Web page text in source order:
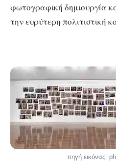
φωτογραφική δημιουργία
την ευρύτερη πολιτιστική
πηγή εικόνας: